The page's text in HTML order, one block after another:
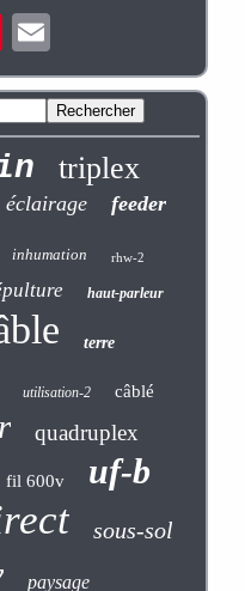
triplex
éclairage feeder
inhumation rhw-2
haut-parleur
terre
utilisation-2 câblé
quadruplex
fil 600v uf-b
sous-sol
paysage